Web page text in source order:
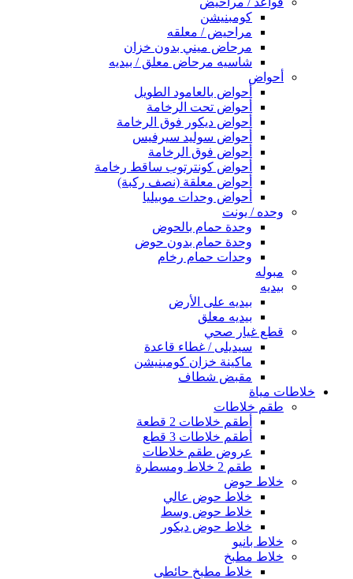
كومبنيشن
مراحيض / معلقه
مرحاض ميني بدون خزان
شاسيه مرحاض معلق / بيديه
أحواض
أحواض بالعامود الطويل
أحواض تحت الرخامة
أحواض ديكور فوق الرخامة
أحواض سوليد سيرفيس
أحواض فوق الرخامة
أحواض كونترتوب ساقط رخامة
أحواض معلقة (نصف ركبة)
أحواض وحدات موبيليا
وحده / يونت
وحدة حمام بالحوض
وحدة حمام بدون حوض
وحدات حمام رخام
مبوله
بيديه
بيديه على الأرض
بيديه معلق
قطع غيار صحي
سيديلى / غطاء قاعدة
ماكينة خزان كومبنيشن
مقبض شطاف
خلاطات مياة
طقم خلاطات
أطقم خلاطات 2 قطعة
أطقم خلاطات 3 قطع
عروض طقم خلاطات
طقم 2 خلاط ومسطرة
خلاط حوض
خلاط حوض عالي
خلاط حوض وسط
خلاط حوض ديكور
خلاط بانيو
خلاط مطبخ
خلاط مطبخ حائطى